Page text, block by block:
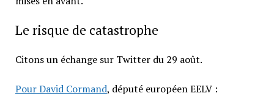
Le risque de catastrophe
Citons un échange sur Twitter du 29 août.
Pour David Cormand, député européen EELV :